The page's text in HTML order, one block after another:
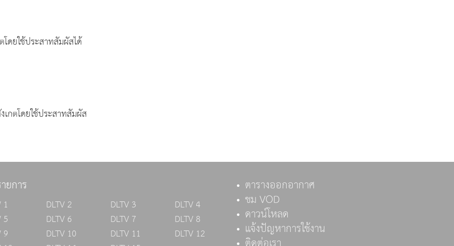
ดยใช้ประสาทสัมผัสได้
กตโดยใช้ประสาทสัมผัส
ยการ
1 DLTV 2 DLTV 3
DLTV 4
5
DLTV 6 DLTV 7
DLTV 8
9
DLTV 10 DLTV 11
DLTV 12
ตารางออกอากาศ
ชม VOD
ดาวน์โหลด
แจ้งปัญหาการใช้งาน